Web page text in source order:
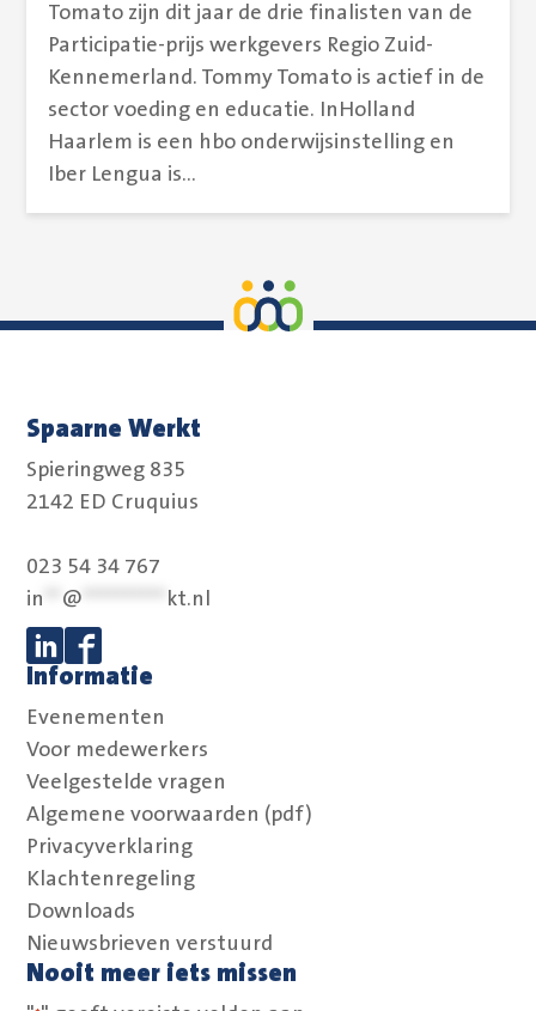
Tomato zijn dit jaar de drie finalisten van de
Participatie-prijs werkgevers Regio Zuid-
Kennemerland. Tommy Tomato is actief in de
sector voeding en educatie. InHolland
Haarlem is een hbo onderwijsinstelling en
Iber Lengua is...
Spaarne Werkt
Spieringweg 835
2142 ED Cruquius
023 54 34 767
in
@ kt.nl
Volg ons op Linkedin
Volg ons op Facebook
Informatie
Evenementen
Voor medewerkers
Veelgestelde vragen
Algemene voorwaarden (pdf)
Privacyverklaring
Klachtenregeling
Downloads
Nieuwsbrieven verstuurd
Nooit meer iets missen